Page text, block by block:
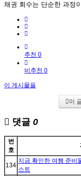
채권 회수는 단순한 과정
추천 0
비추천 0
이 게시물을
이
댓글 0
번
호
134
지금 확인한 여행 준비
스트